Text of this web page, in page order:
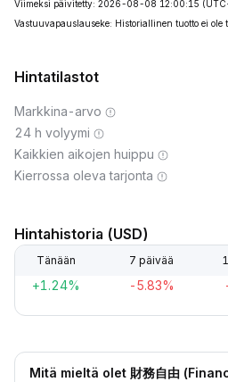
Viimeksi päivitetty: 2026-08-08 12:00:15
Vastuuvapauslauseke: Historiallinen tuotto ei ole
Hintatilastot
Markkina-arvo
24 h volyymi
Kaikkien aikojen huippu
Kierrossa oleva tarjonta
Hintahistoria (USD)
Tänään 7 päivää
+1.24% -5.83%
Mitä mieltä olet 財務自由